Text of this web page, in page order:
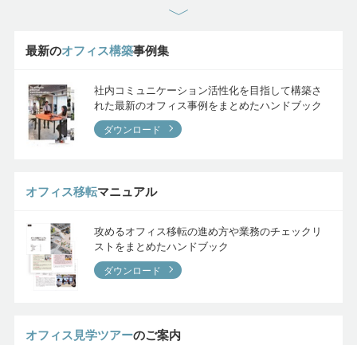
最新のオフィス構築事例集
社内コミュニケーション活性化を目指して構築さ
れた最新のオフィス事例をまとめたハンドブック
ダウンロード
オフィス移転マニュアル
攻めるオフィス移転の進め方や業務のチェックリ
ストをまとめたハンドブック
ダウンロード
オフィス見学ツアーのご案内